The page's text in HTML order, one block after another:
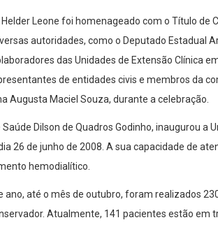
Leone foi homenageado com o Título de
autoridades, como o Deputado Estadual
das Unidades de Extensão Clínica
de entidades civis e membros da
Augusta Maciel Souza, durante a celebração.
Dilson de Quadros Godinho, inaugurou a
26 de junho de 2008. A sua capacidade de
hemodialítico.
ano, até o mês de outubro, foram realizados
Atualmente, 141 pacientes estão em